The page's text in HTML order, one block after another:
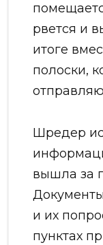
рвется и
итоге
полоски,
Шредер
вышла за
и их
пунктах